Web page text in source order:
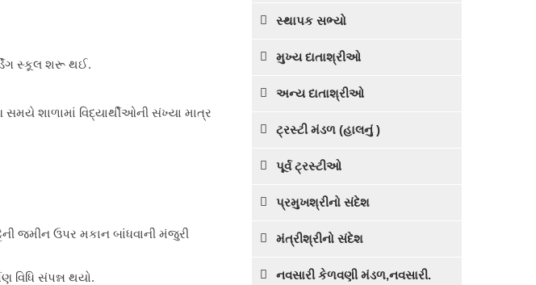
સ્કૂલ શરૂ થઈ.
શાળામાં વિદ્યાર્થીઓની સંખ્યા માત્ર
જમીન ઉપર મકાન બાંધવાની મંજુરી
વિધિ સંપન્ન થયો.
સ્થાપક સભ્યો
મુખ્ય દાતાશ્રીઓ
અન્ય દાતાશ્રીઓ
ટ્રસ્ટી મંડળ (હાલનું )
પૂર્વ ટ્રસ્ટીઓ
પ્રમુખશ્રીનો સંદેશ
મંત્રીશ્રીનો સંદેશ
નવસારી કેળવણી મંડળ,નવસારી.